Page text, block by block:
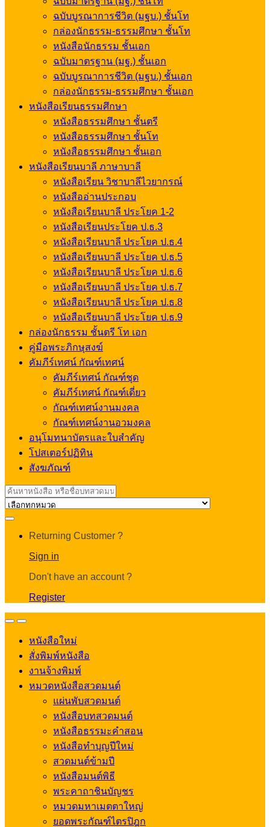
ฉบับบูรณาการชีวิต (มฐบ.) ชั้นโท
กล่องนักธรรม-ธรรมศึกษา ชั้นโท
หนังสือนักธรรม ชั้นเอก
ฉบับมาตรฐาน (มฐ.) ชั้นเอก
ฉบับบูรณาการชีวิต (มฐบ.) ชั้นเอก
กล่องนักธรรม-ธรรมศึกษา ชั้นเอก
หนังสือเรียนธรรมศึกษา
หนังสือธรรมศึกษา ชั้นตรี
หนังสือธรรมศึกษา ชั้นโท
หนังสือธรรมศึกษา ชั้นเอก
หนังสือเรียนบาลี ภาษาบาลี
หนังสือเรียน วิชาบาลีไวยากรณ์
หนังสืออ่านประกอบ
หนังสือเรียนบาลี ประโยค 1-2
หนังสือเรียนประโยค ป.ธ.3
หนังสือเรียนบาลี ประโยค ป.ธ.4
หนังสือเรียนบาลี ประโยค ป.ธ.5
หนังสือเรียนบาลี ประโยค ป.ธ.6
หนังสือเรียนบาลี ประโยค ป.ธ.7
หนังสือเรียนบาลี ประโยค ป.ธ.8
หนังสือเรียนบาลี ประโยค ป.ธ.9
กล่องนักธรรม ชั้นตรี โท เอก
คู่มือพระภิกษุสงฆ์
คัมภีร์เทศน์ กัณฑ์เทศน์
คัมภีร์เทศน์ กัณฑ์ชุด
คัมภีร์เทศน์ กัณฑ์เดี่ยว
กัณฑ์เทศน์งานมงคล
กัณฑ์เทศน์งานอวมงคล
อนุโมทนาบัตรและใบสำคัญ
โปสเตอร์ปฏิทิน
สังฆภัณฑ์
Search
for:
Returning Customer ?
Sign in
Don't have an account ?
Register
OpenClose
หนังสือใหม่
สั่งพิมพ์หนังสือ
งานจ้างพิมพ์
หมวดหนังสือสวดมนต์
แผ่นพับสวดมนต์
หนังสือบทสวดมนต์
หนังสือธรรมะคำสอน
หนังสือทำบุญปีใหม่
สวดมนต์ข้ามปี
หนังสือมนต์พิธี
พระคาถาชินบัญชร
หมวดมหาเมตตาใหญ่
ยอดพระกัณฑ์ไตรปิฎก